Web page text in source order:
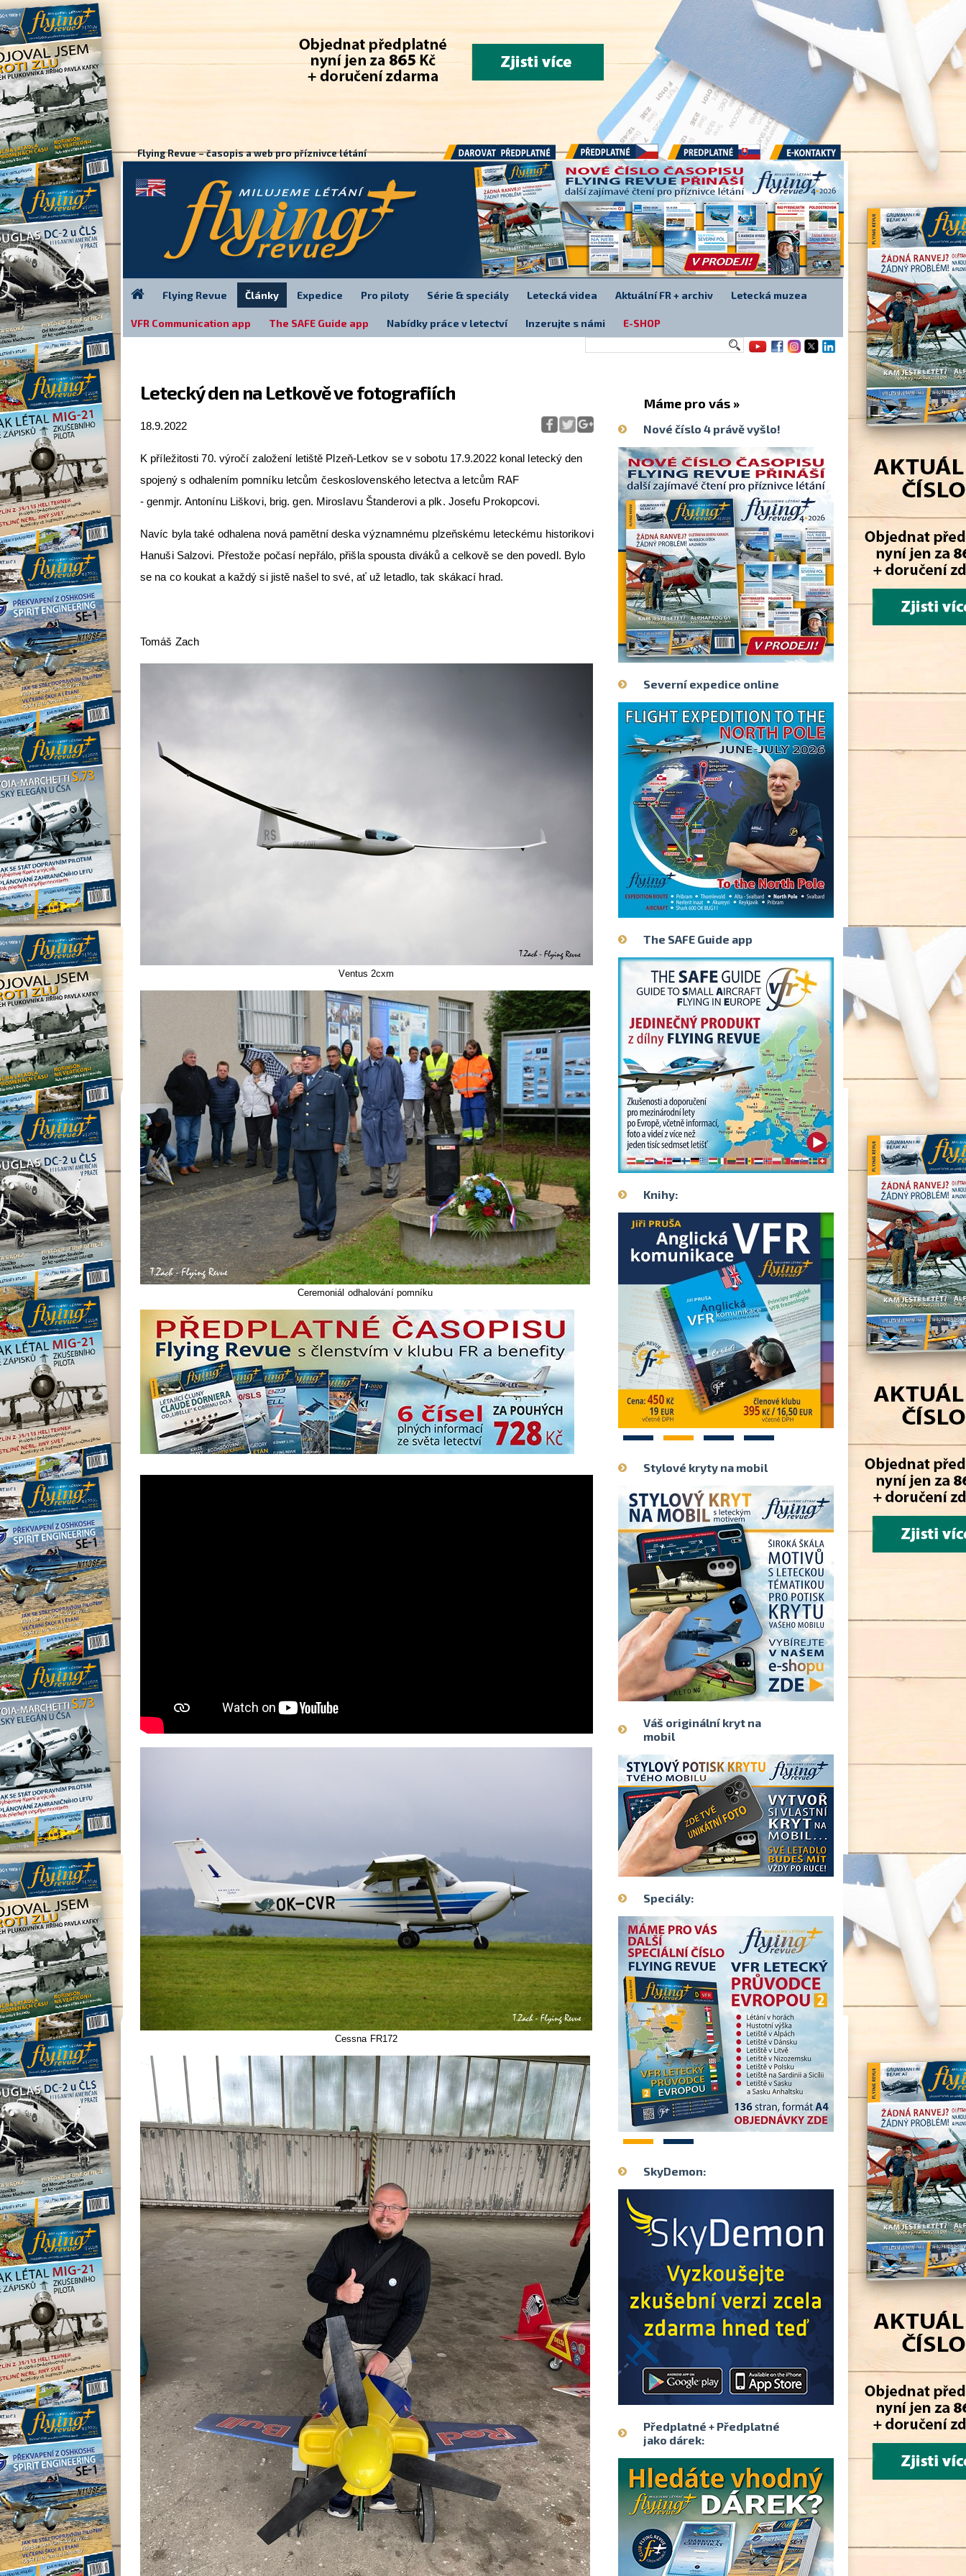
Letecký den na Letkově ve fotografiích
18.9.2022
K příležitosti 70. výročí založení letiště Plzeň-Letkov se v sobotu 17.9.2022 konal letecký den
spojený s odhalením pomníku letcům československého letectva a letcům RAF
- genmjr. Antonínu Liškovi, brig. gen. Miroslavu Štanderovi a plk. Josefu Prokopcovi.
Navíc byla také odhalena nová pamětní deska významnému plzeňskému leteckému historikovi
Hanuši Salzovi. Přestože počasí nepřálo, přišla spousta diváků a celkově se den povedl. Bylo
se na co koukat a každý si jistě našel to své, ať už letadlo, tak skákací hrad.
Tomáš Zach
Ventus 2cxm
Ceremoniál odhalování pomníku
Cessna FR172
Máme pro vás »
Nové číslo 4 právě vyšlo!
Severní expedice online
The SAFE Guide app
Knihy:
1 2 3 4
Stylové kryty na mobil
Váš originální kryt na
mobil
Speciály:
1 2
SkyDemon:
Předplatné + Předplatné
jako dárek:
Flying Revue – časopis a web pro příznivce létání
Darovat předplatné Předplatné Předplatné E-kontakty
Flying Revue Články Expedice Pro piloty Série & speciály Letecká videa Aktuální FR + archiv Letecká muzea
VFR Communication app The SAFE Guide app Nabídky práce v letectví Inzerujte s námi E-SHOP